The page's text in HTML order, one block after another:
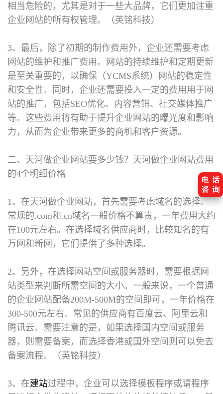
相当危险的，尤其是对于一些大品牌，它们更加注重
企业网站的所有权管理。（英铭科技）
3、最后，除了初期的制作费用外，企业还需要考虑
网站的维护和推广费用。网站的持续维护和定期更新
是至关重要的，以确保（YCMS系统）网站的稳定性
和安全性。同时，企业还需要投入一定的费用用于网
站的推广，包括SEO优化、内容营销、社交媒体推广
等。这些费用将有助于提升企业网站的曝光度和影响
力，从而为企业带来更多的商机和客户资源。
二、天河做企业网站要多少钱？ 天河做企业网站费用
的4个明细价格
1、在天河做企业网站，首先需要考虑域名的选择。
常规的.com和.cn域名一般价格不算贵，一年费用大约
在100元左右。在选择域名供应商时，比较知名的有
万网和新网，它们提供了多种选择。
2、另外，在选择网站空间或服务器时，需要根据网
站类型来判断所需空间的大小。一般来说，一个普通
的企业网站配备200M-500M的空间即可，一年价格在
300-500元左右。常见的供应商有百度云、阿里云和
腾讯云。需要注意的是，如果选择国内空间或服务
器，则需要备案，而选择香港或国外空间则可以免去
备案流程。（英铭科技）
3、在建站过程中，企业可以选择模板程序或请程序